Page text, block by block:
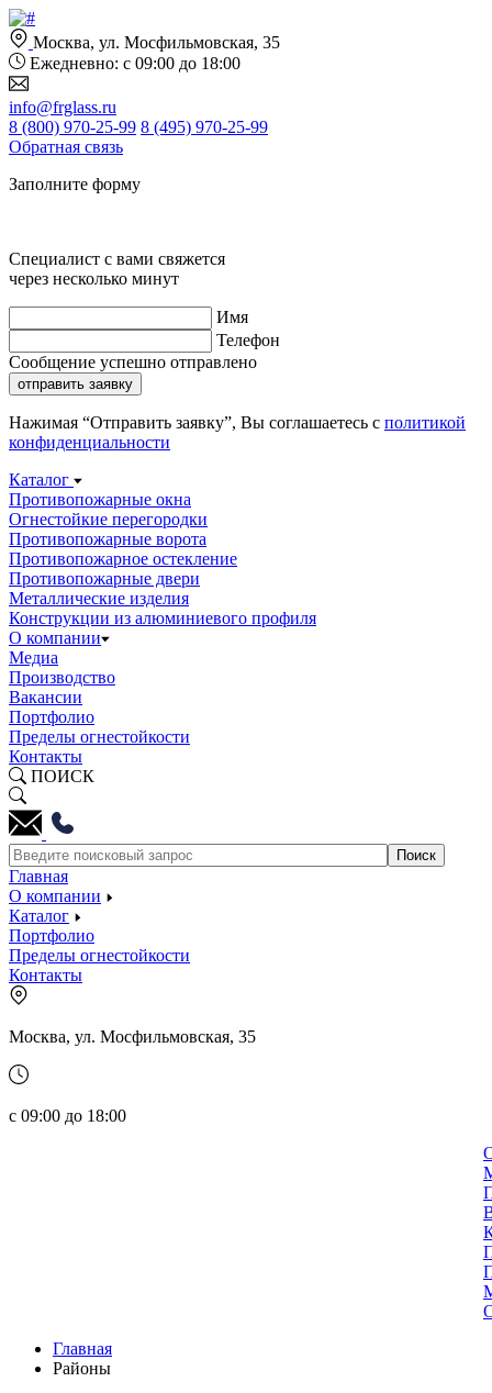
Москва, ул. Мосфильмовская, 35
Ежедневно: с 09:00 до 18:00
info@frglass.ru
8 (800) 970-25-99 8 (495) 970-25-99
Обратная связь
Заполните форму
Специалист с вами свяжется
через несколько минут
Имя
Телефон
Сообщение успешно отправлено
отправить заявку
Нажимая “Отправить заявку”, Вы соглашаетесь с политикой
конфиденциальности
Каталог
Противопожарные окна
Огнестойкие перегородки
Противопожарные ворота
Противопожарное остекление
Противопожарные двери
Металлические изделия
Конструкции из алюминиевого профиля
О компании
Медиа
Производство
Вакансии
Портфолио
Пределы огнестойкости
Контакты
ПОИСК
Главная
О компании
Каталог
Портфолио
Пределы огнестойкости
Контакты
Москва, ул. Мосфильмовская, 35
с 09:00 до 18:00
Главная
Районы